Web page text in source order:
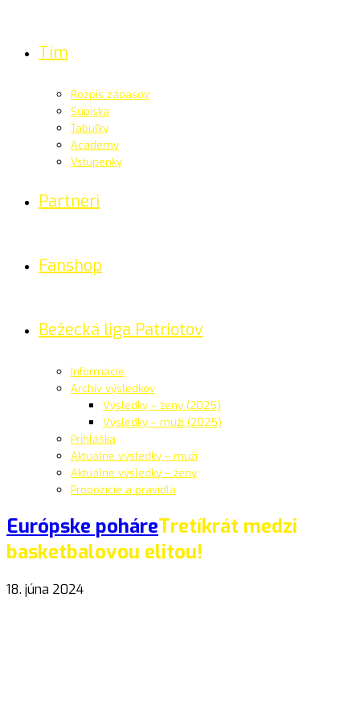
Tím
Rozpis zápasov
Súpiska
Tabuľky
Academy
Vstupenky
Partneri
Fanshop
Bežecká liga Patriotov
Informácie
Archív výsledkov
Výsledky – ženy (2025)
Výsledky – muži (2025)
Prihláška
Aktuálne výsledky – muži
Aktuálne výsledky – ženy
Propozície a pravidlá
Európske poháreTretíkrát medzi
basketbalovou elitou!
18. júna 2024